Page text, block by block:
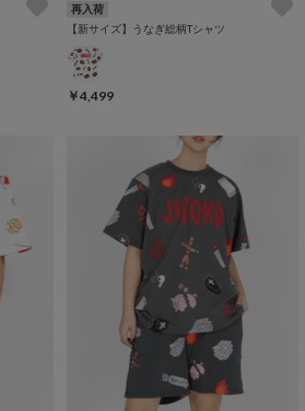
再入荷
【新サイズ】うなぎ総柄Tシャツ
￥4,499